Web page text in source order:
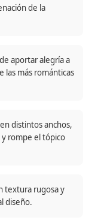
de la
aportar alegría a
las más románticas
distintos anchos,
rompe el tópico
textura rugosa y
diseño.